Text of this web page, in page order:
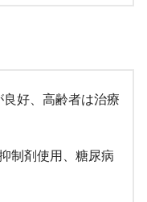
好、高齢者は治療
制剤使用、糖尿病